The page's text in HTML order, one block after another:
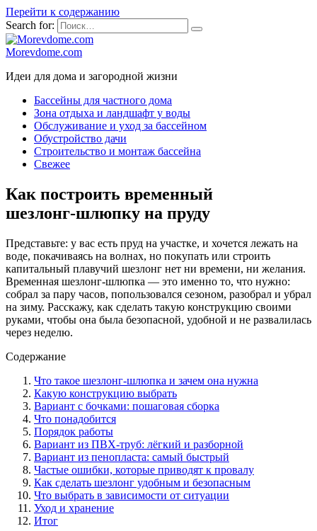
Перейти к содержанию
Search for:
Morevdome.com
Идеи для дома и загородной жизни
Бассейны для частного дома
Зона отдыха и ландшафт у воды
Обслуживание и уход за бассейном
Обустройство дачи
Строительство и монтаж бассейна
Свежее
Как построить временный
шезлонг‑шлюпку на пруду
Представьте: у вас есть пруд на участке, и хочется лежать на
воде, покачиваясь на волнах, но покупать или строить
капитальный плавучий шезлонг нет ни времени, ни желания.
Временная шезлонг‑шлюпка — это именно то, что нужно:
собрал за пару часов, попользовался сезоном, разобрал и убрал
на зиму. Расскажу, как сделать такую конструкцию своими
руками, чтобы она была безопасной, удобной и не развалилась
через неделю.
Содержание
Что такое шезлонг‑шлюпка и зачем она нужна
Какую конструкцию выбрать
Вариант с бочками: пошаговая сборка
Что понадобится
Порядок работы
Вариант из ПВХ-труб: лёгкий и разборной
Вариант из пенопласта: самый быстрый
Частые ошибки, которые приводят к провалу
Как сделать шезлонг удобным и безопасным
Что выбрать в зависимости от ситуации
Уход и хранение
Итог